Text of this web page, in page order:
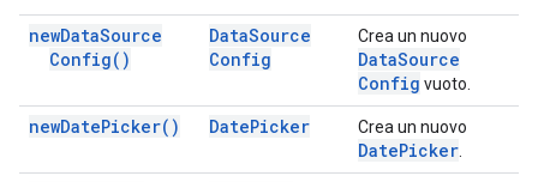
newDataSource
Config( )
DataSource
Config
Crea un nuovo
DataSource
Config vuoto.
newDatePicker( ) DatePicker Crea un nuovo
DatePicker